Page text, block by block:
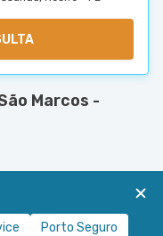
Marcos -
Porto Seguro